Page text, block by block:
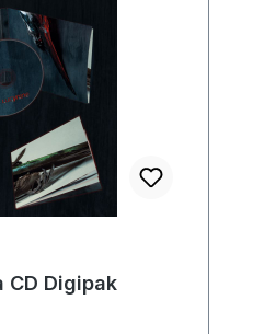
CD Digipak